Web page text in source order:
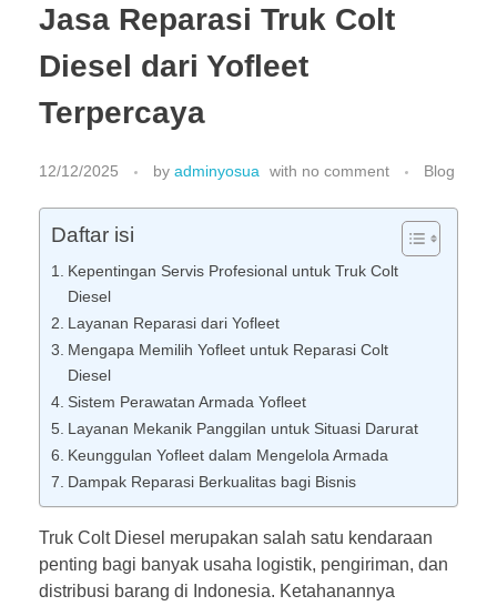
Jasa Reparasi Truk Colt
Diesel dari Yofleet
Terpercaya
12/12/2025 by adminyosua with no comment Blog
Daftar isi
Kepentingan Servis Profesional untuk Truk Colt
Diesel
Layanan Reparasi dari Yofleet
Mengapa Memilih Yofleet untuk Reparasi Colt
Diesel
Sistem Perawatan Armada Yofleet
Layanan Mekanik Panggilan untuk Situasi Darurat
Keunggulan Yofleet dalam Mengelola Armada
Dampak Reparasi Berkualitas bagi Bisnis
Truk Colt Diesel merupakan salah satu kendaraan
penting bagi banyak usaha logistik, pengiriman, dan
distribusi barang di Indonesia. Ketahanannya